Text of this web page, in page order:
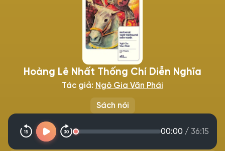
Sách nói
Hoàng Lê Nhất Thống Chí Diễn Nghĩa
Tác giả: Ngô Gia Văn Phái
00:00 / 36:15